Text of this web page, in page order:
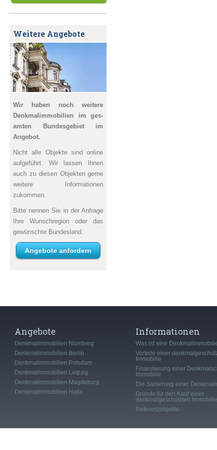
Weitere Angebote
Wir haben noch weitere
Denkmal­immobilien im ges­
amten Bundesgebiet im
Angebot.
Nicht alle Objekte sind online
aufgeführt. Wir lassen Ihnen
auch zu diesen Objekten gerne
weitere Informationen
zukommen.
Bitte nennen Sie in der Anfrage
Ihre Wunschregion oder das
gewünschte Bundesland.
Angebote anfordern
Angebote
Denkmalimmobilien Nürnberg
Denkmalimmobilien Berlin
Denkmalimmobilien Potsdam
Denkmalimmobilien Leipzig
Denkmalimmobilien Magdeburg
Denkmalimmobilien Halle
Informationen
Was ist eine
Vorteile einer
Immobilie
Finanzierung einer
Immobilie
Die Sanierung einer
Gründe für den Kauf einer
denkmalgeschützten Immobilie
Referenzobjekte